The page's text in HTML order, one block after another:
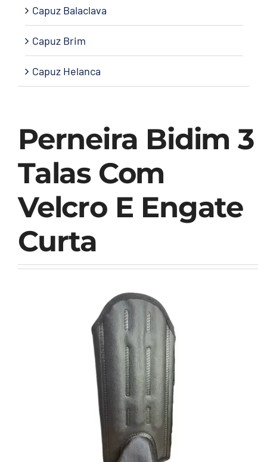
Perneira Bidim 3
Talas Com
Velcro E Engate
Curta
Capuz Balaclava
Capuz Brim
Capuz Helanca